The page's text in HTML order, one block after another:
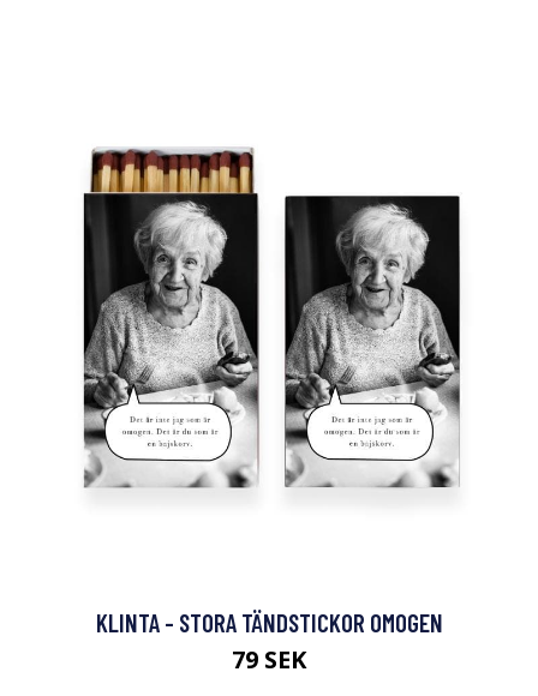
KLINTA - STORA TÄNDSTICKOR OMOGEN
79 SEK